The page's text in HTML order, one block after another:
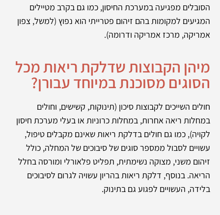
הסובלים מפגיעה במערכת החיסון, כמו גם בקרב מטיילים
המגיעים למקומות בהם זיהום פטרייתי הוא נפוץ (למשל, צפון
אמריקה, מרכז אמריקה ודרומה).
מיהן הקבוצות שדלקת ריאות מכל
הסוגים מסוכנת במיוחד עבורן?
חולים השייכים לקבוצות סיכון (תינוקות, קשישים, וחולים
במחלות ריאה אחרות, במחלות כרוניות או בעלי מערכת חיסון
לקויה), כמו גם חולים בדלקת ריאות שאינם מקבלים טיפול,
עשויים לסבול ממספר סוגים של סיבוכים של המחלה, כולל
זיהום משני, מצוקה נשימתית, תפליט פלאורלי ומורסה בחלל
הריאה. בנוסף, דלקת ריאות בהריון עשויה לגרום לסיבוכים
בלידה, העשויים לפגוע גם בתינוק.